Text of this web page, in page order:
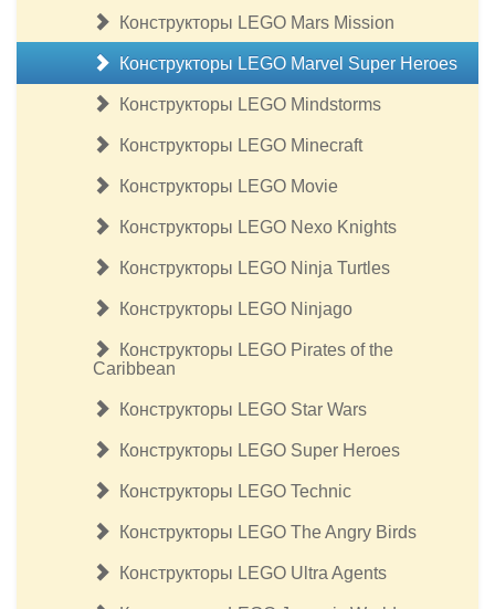
Конструкторы LEGO Mars Mission
Конструкторы LEGO Marvel Super Heroes
Конструкторы LEGO Mindstorms
Конструкторы LEGO Minecraft
Конструкторы LEGO Movie
Конструкторы LEGO Nexo Knights
Конструкторы LEGO Ninja Turtles
Конструкторы LEGO Ninjago
Конструкторы LEGO Pirates of the
Caribbean
Конструкторы LEGO Star Wars
Конструкторы LEGO Super Heroes
Конструкторы LEGO Technic
Конструкторы LEGO The Angry Birds
Конструкторы LEGO Ultra Agents